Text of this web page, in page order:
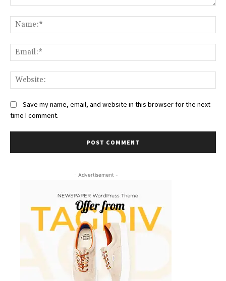
Save my name, email, and website in this browser for the next
time I comment.
- Advertisement -